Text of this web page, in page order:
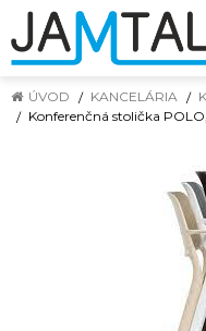
ÚVOD KANCELÁRIA
Konferenčná stolička